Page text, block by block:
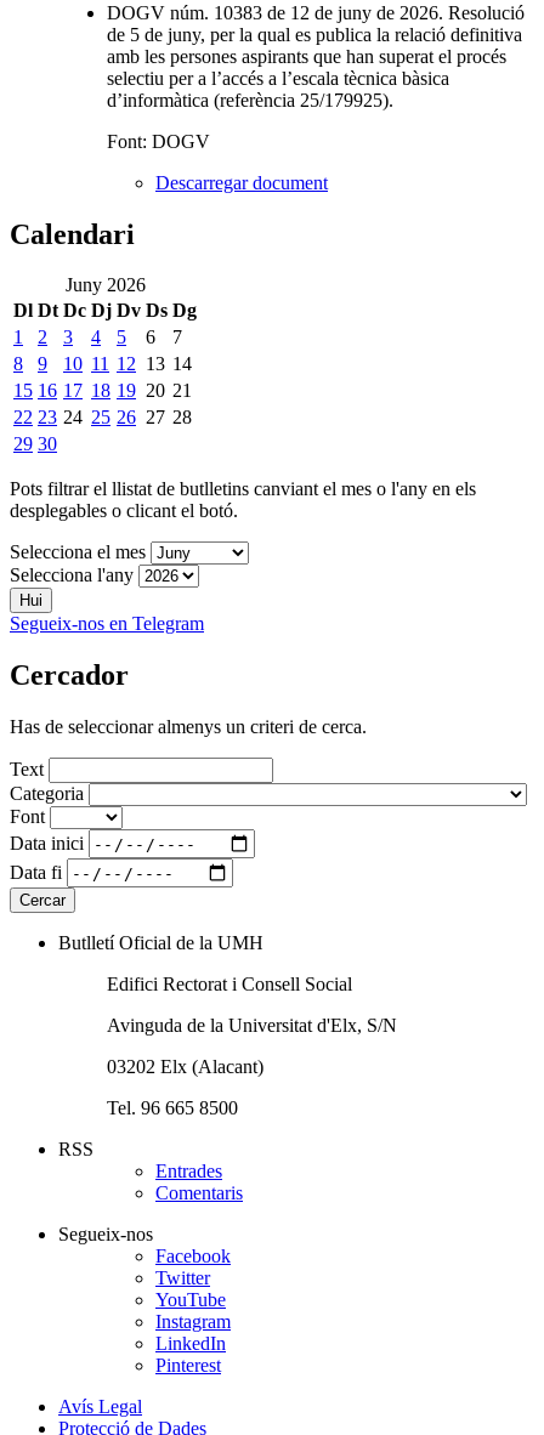
DOGV núm. 10383 de 12 de juny de 2026. Resolució
de 5 de juny, per la qual es publica la relació definitiva
amb les persones aspirants que han superat el procés
selectiu per a l’accés a l’escala tècnica bàsica
d’informàtica (referència 25/179925).
Font: DOGV
Descarregar document
Calendari
Juny 2026
Dl Dt Dc Dj Dv Ds Dg
1
2 3 4 5 6
7
8
9 10 11 12 13 14
15 16 17 18 19 20 21
22 23 24 25 26 27 28
29 30
Pots filtrar el llistat de butlletins canviant el mes o l'any en els
desplegables o clicant el botó.
Selecciona el mes
Selecciona l'any
Hui
Segueix-nos en Telegram
Cercador
Has de seleccionar almenys un criteri de cerca.
Text
Categoria
Font
Data inici
Data fi
Butlletí Oficial de la UMH
Edifici Rectorat i Consell Social
Avinguda de la Universitat d'Elx, S/N
03202 Elx (Alacant)
Tel. 96 665 8500
RSS
Entrades
Comentaris
Segueix-nos
Facebook
Twitter
YouTube
Instagram
LinkedIn
Pinterest
Avís Legal
Protecció de Dades